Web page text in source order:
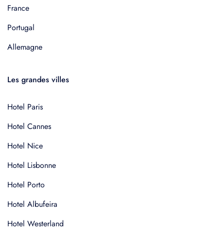
France
Portugal
Allemagne
Les grandes villes
Hotel Paris
Hotel Cannes
Hotel Nice
Hotel Lisbonne
Hotel Porto
Hotel Albufeira
Hotel Westerland